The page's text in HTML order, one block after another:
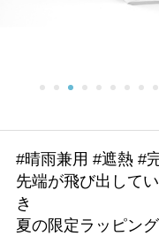
#晴雨兼用 #遮熱 #
先端が飛び出して
き
夏の限定ラッピン